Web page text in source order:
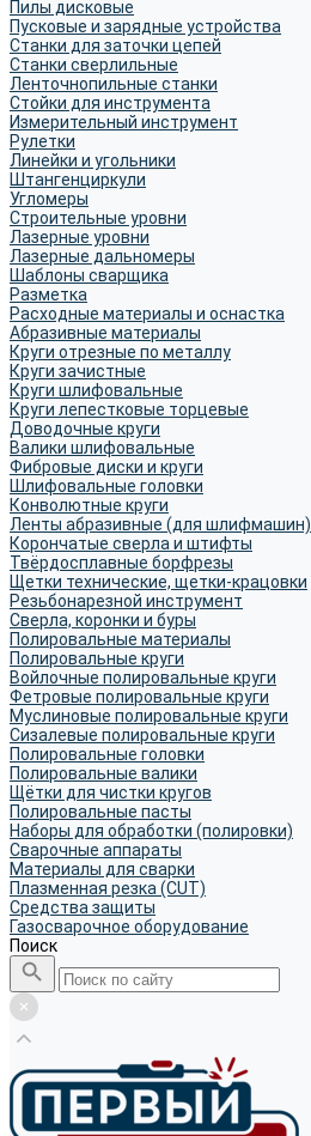
Пилы дисковые
Пусковые и зарядные устройства
Станки для заточки цепей
Станки сверлильные
Ленточнопильные станки
Стойки для инструмента
Измерительный инструмент
Рулетки
Линейки и угольники
Штангенциркули
Угломеры
Строительные уровни
Лазерные уровни
Лазерные дальномеры
Шаблоны сварщика
Разметка
Расходные материалы и оснастка
Абразивные материалы
Круги отрезные по металлу
Круги зачистные
Круги шлифовальные
Круги лепестковые торцевые
Доводочные круги
Валики шлифовальные
Фибровые диски и круги
Шлифовальные головки
Конволютные круги
Ленты абразивные (для шлифмашин)
Корончатые сверла и штифты
Твёрдосплавные борфрезы
Щетки технические, щетки-крацовки
Резьбонарезной инструмент
Сверла, коронки и буры
Полировальные материалы
Полировальные круги
Войлочные полировальные круги
Фетровые полировальные круги
Муслиновые полировальные круги
Cизалевые полировальные круги
Полировальные головки
Полировальные валики
Щётки для чистки кругов
Полировальные пасты
Наборы для обработки (полировки)
Сварочные аппараты
Материалы для сварки
Плазменная резка (CUT)
Средства защиты
Газосварочное оборудование
Поиск